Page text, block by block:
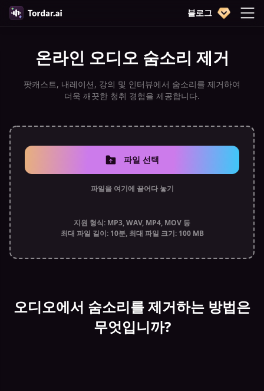
블로그
온라인 오디오 숨소리 제거
팟캐스트, 내레이션, 강의 및 인터뷰에서 숨소리를 제거하여
더욱 깨끗한 청취 경험을 제공합니다.
파일 선택
파일을 여기에 끌어다 놓기
지원 형식: MP3, WAV, MP4, MOV 등
최대 파일 길이: 10분, 최대 파일 크기: 100 MB
오디오에서 숨소리를 제거하는 방법은
무엇입니까?